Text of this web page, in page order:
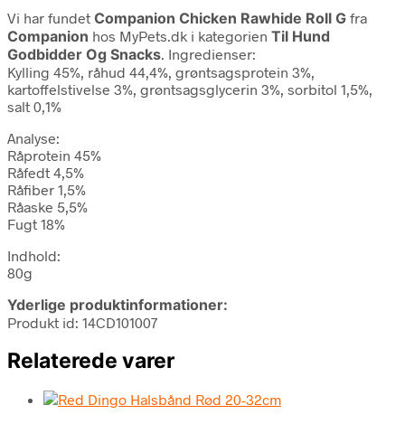
Vi har fundet Companion Chicken Rawhide Roll G fra
Companion hos MyPets.dk i kategorien Til Hund
Godbidder Og Snacks. Ingredienser:
Kylling 45%, råhud 44,4%, grøntsagsprotein 3%,
kartoffelstivelse 3%, grøntsagsglycerin 3%, sorbitol 1,5%,
salt 0,1%
Analyse:
Råprotein 45%
Råfedt 4,5%
Råfiber 1,5%
Råaske 5,5%
Fugt 18%
Indhold:
80g
Yderlige produktinformationer:
Produkt id: 14CD101007
Relaterede varer